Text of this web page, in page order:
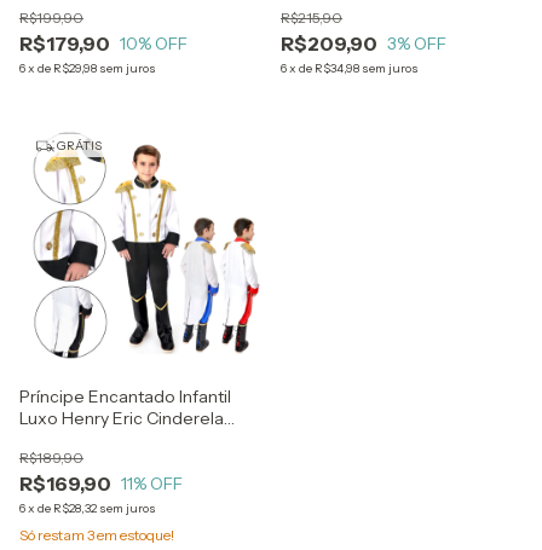
R$179,90
R$199,90
10% OFF
6x de R$29,98 sem juros
R$209,90
R$215,90
3% OFF
6x de R$34,98 sem juros
GRÁTIS
Príncipe Encantado Infantil
Luxo Henry Eric Cinderela
R$169,90
R$189,90
11% OFF
6x de R$28,32 sem juros
Só restam 3em estoque!